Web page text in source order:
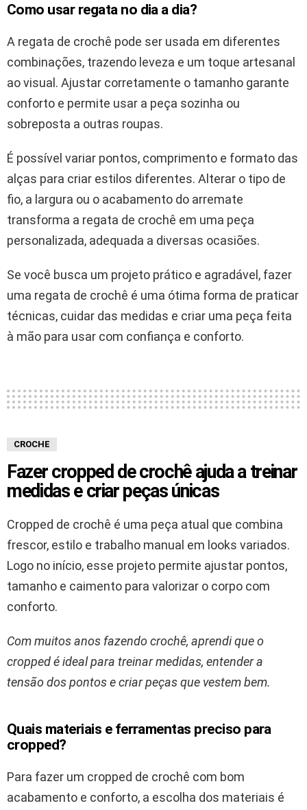
Como usar regata no dia a dia?
A regata de crochê pode ser usada em diferentes
combinações, trazendo leveza e um toque artesanal
ao visual. Ajustar corretamente o tamanho garante
conforto e permite usar a peça sozinha ou
sobreposta a outras roupas.
É possível variar pontos, comprimento e formato das
alças para criar estilos diferentes. Alterar o tipo de
fio, a largura ou o acabamento do arremate
transforma a regata de crochê em uma peça
personalizada, adequada a diversas ocasiões.
Se você busca um projeto prático e agradável, fazer
uma regata de crochê é uma ótima forma de praticar
técnicas, cuidar das medidas e criar uma peça feita
à mão para usar com confiança e conforto.
CROCHE
Fazer cropped de crochê ajuda a treinar
medidas e criar peças únicas
Cropped de crochê é uma peça atual que combina
frescor, estilo e trabalho manual em looks variados.
Logo no início, esse projeto permite ajustar pontos,
tamanho e caimento para valorizar o corpo com
conforto.
Com muitos anos fazendo crochê, aprendi que o
cropped é ideal para treinar medidas, entender a
tensão dos pontos e criar peças que vestem bem.
Quais materiais e ferramentas preciso para
cropped?
Para fazer um cropped de crochê com bom
acabamento e conforto, a escolha dos materiais é